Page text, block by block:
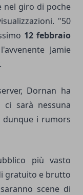
nel giro di poche
"50
12 febbraio
Jamie
Dornan ha
ci sarà nessuna
dunque i rumors
più vasto
gratuito e brutto
scene di